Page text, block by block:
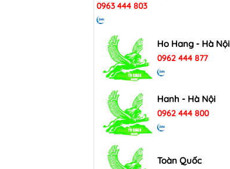
0963 444 803
Ho Hang - Hà Nội
0962 444 877
Hanh - Hà Nội
0962 444 800
Toàn Quốc